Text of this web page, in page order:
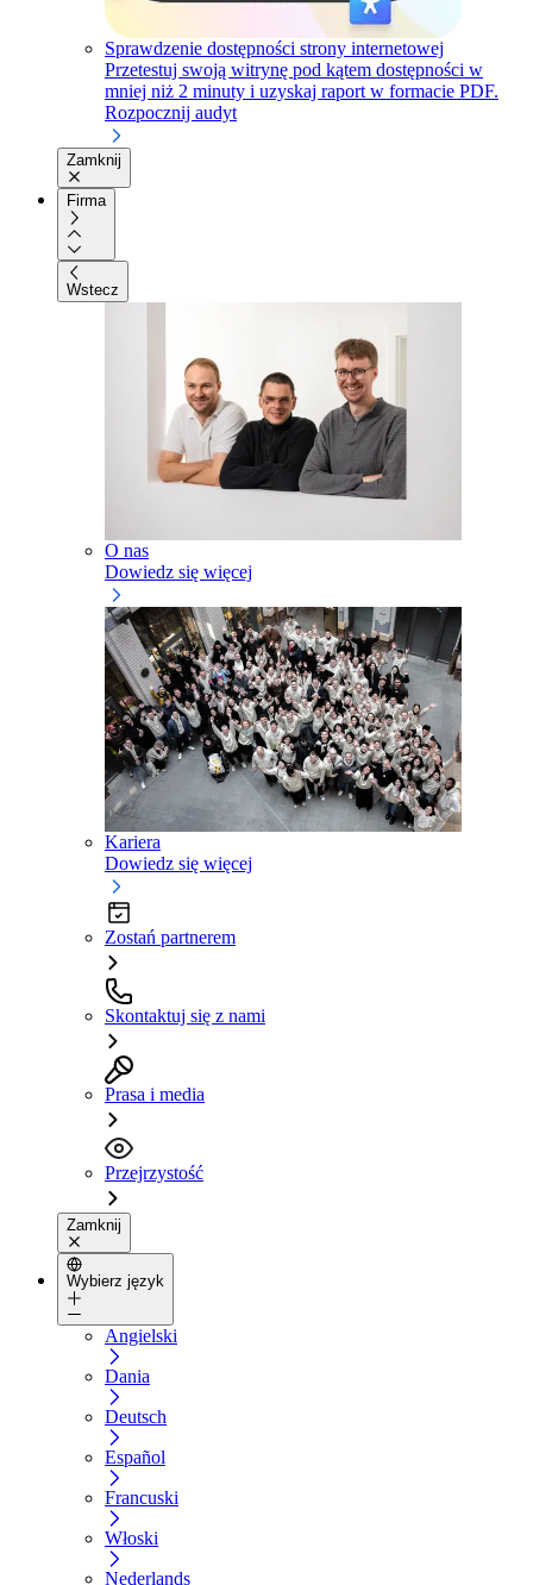
Sprawdzenie dostępności strony internetowej
Przetestuj swoją witrynę pod kątem dostępności w
mniej niż 2 minuty i uzyskaj raport w formacie PDF.
Rozpocznij audyt
Zamknij
Firma
Wstecz
O nas
Dowiedz się więcej
Kariera
Dowiedz się więcej
Zostań partnerem
Skontaktuj się z nami
Prasa i media
Przejrzystość
Zamknij
Wybierz język
Angielski
Dania
Deutsch
Español
Francuski
Włoski
Nederlands